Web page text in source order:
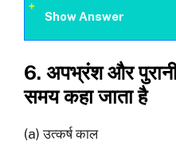
Show Answer
6. अपभ्रंश और
समय कहा जाता है
(a) उत्कर्ष काल